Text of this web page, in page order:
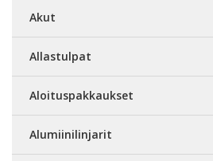
Akut
Allastulpat
Aloituspakkaukset
Alumiinilinjarit